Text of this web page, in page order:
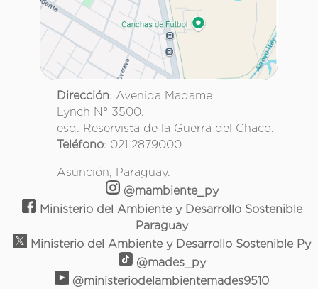
Dirección: Avenida Madame
Lynch N° 3500.
esq. Reservista de la Guerra del Chaco.
Teléfono: 021 2879000
Asunción, Paraguay.
@mambiente_py
Ministerio del Ambiente y Desarrollo Sostenible
Paraguay
Ministerio del Ambiente y Desarrollo Sostenible Py
@mades_py
@ministeriodelambientemades9510